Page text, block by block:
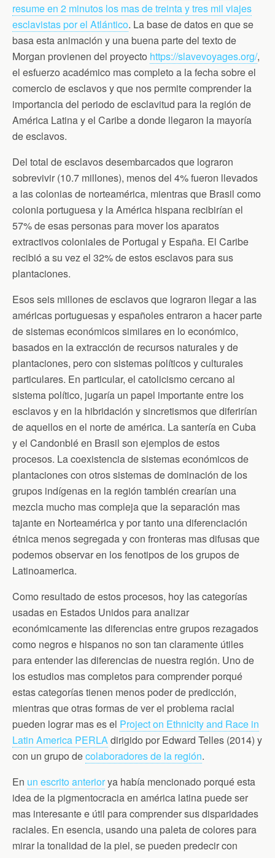
resume en 2 minutos los mas de treinta y tres mil viajes
esclavistas por el Atlántico. La base de datos en que se
basa esta animación y una buena parte del texto de
Morgan provienen del proyecto https://slavevoyages.org/,
el esfuerzo académico mas completo a la fecha sobre el
comercio de esclavos y que nos permite comprender la
importancia del periodo de esclavitud para la región de
América Latina y el Caribe a donde llegaron la mayoría
de esclavos.
Del total de esclavos desembarcados que lograron
sobrevivir (10.7 millones), menos del 4% fueron llevados
a las colonias de norteamérica, mientras que Brasil como
colonia portuguesa y la América hispana recibirían el
57% de esas personas para mover los aparatos
extractivos coloniales de Portugal y España. El Caribe
recibió a su vez el 32% de estos esclavos para sus
plantaciones.
Esos seis millones de esclavos que lograron llegar a las
américas portuguesas y españoles entraron a hacer parte
de sistemas económicos similares en lo económico,
basados en la extracción de recursos naturales y de
plantaciones, pero con sistemas políticos y culturales
particulares. En particular, el catolicismo cercano al
sistema político, jugaría un papel importante entre los
esclavos y en la hibridación y sincretismos que diferirían
de aquellos en el norte de américa. La santería en Cuba
y el Candonblé en Brasil son ejemplos de estos
procesos. La coexistencia de sistemas económicos de
plantaciones con otros sistemas de dominación de los
grupos indígenas en la región también crearían una
mezcla mucho mas compleja que la separación mas
tajante en Norteamérica y por tanto una diferenciación
étnica menos segregada y con fronteras mas difusas que
podemos observar en los fenotipos de los grupos de
Latinoamerica.
Como resultado de estos procesos, hoy las categorías
usadas en Estados Unidos para analizar
económicamente las diferencias entre grupos rezagados
como negros e hispanos no son tan claramente útiles
para entender las diferencias de nuestra región. Uno de
los estudios mas completos para comprender porqué
estas categorías tienen menos poder de predicción,
mientras que otras formas de ver el problema racial
pueden lograr mas es el Project on Ethnicity and Race in
Latin America PERLAdirigido por Edward Telles (2014) y
con un grupo decolaboradores de la región.
En un escrito anteriorya había mencionado porqué esta
idea de la pigmentocracia en américa latina puede ser
mas interesante e útil para comprender sus disparidades
raciales. En esencia, usando una paleta de colores para
mirar la tonalidad de la piel, se pueden predecir con